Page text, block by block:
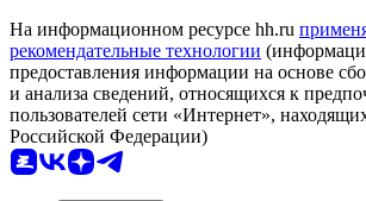
На информационном ресурсе hh.ru
рекомендательные технологии
предоставления информации на основе
и анализа сведений, относящихся к
пользователей сети «Интернет»,
Российской Федерации)